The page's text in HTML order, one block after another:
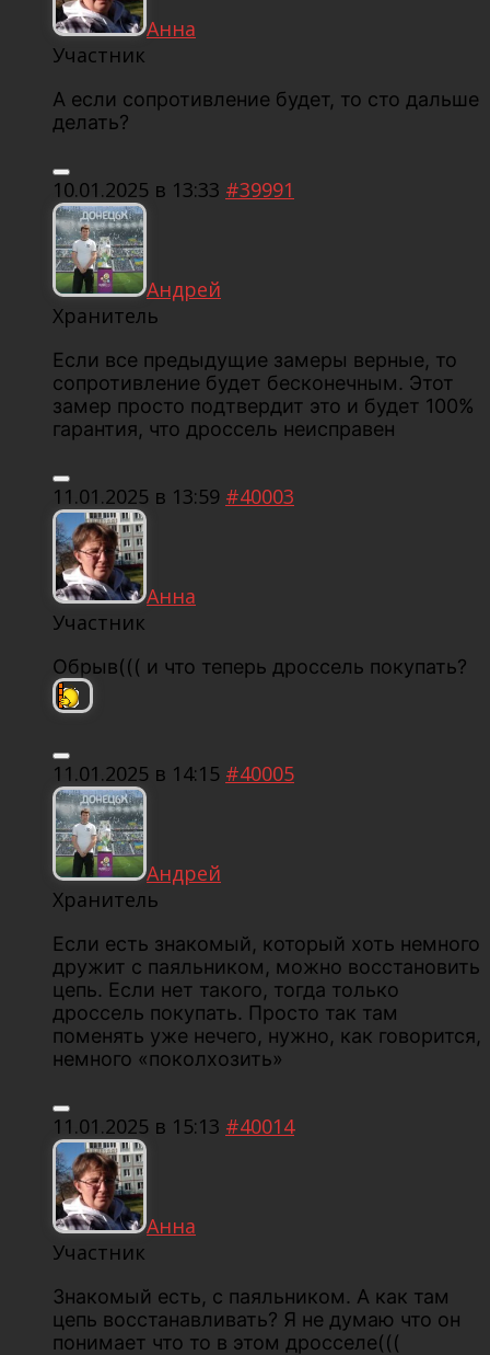
Анна
Участник
А если сопротивление будет, то сто дальше
делать?
10.01.2025 в 13:33 #39991
Андрей
Хранитель
Если все предыдущие замеры верные, то
сопротивление будет бесконечным. Этот
замер просто подтвердит это и будет 100%
гарантия, что дроссель неисправен
11.01.2025 в 13:59 #40003
Анна
Участник
Обрыв((( и что теперь дроссель покупать?
11.01.2025 в 14:15 #40005
Андрей
Хранитель
Если есть знакомый, который хоть немного
дружит с паяльником, можно восстановить
цепь. Если нет такого, тогда только
дроссель покупать. Просто так там
поменять уже нечего, нужно, как говорится,
немного «поколхозить»
11.01.2025 в 15:13 #40014
Анна
Участник
Знакомый есть, с паяльником. А как там
цепь восстанавливать? Я не думаю что он
понимает что то в этом дросселе(((